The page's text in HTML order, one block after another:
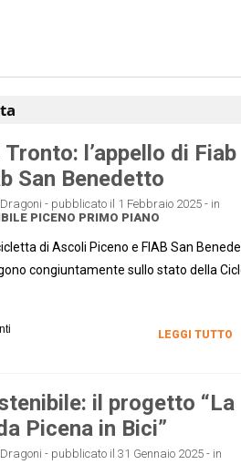
l’appello di Fiab
San Benedetto
- pubblicato il 1 Febbraio 2025 - in
PICENO PRIMO PIANO
di Ascoli Piceno e FIAB San
congiuntamente sullo stato della
LEGGI TUTTO
il progetto “La
Picena in Bici”
- pubblicato il 31 Gennaio 2025 - in